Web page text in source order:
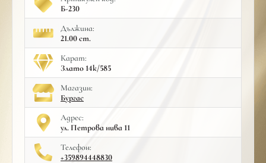
Б-230
Дължина:
21.00 cm.
Карат:
Злато 14к/585
Mагазин:
Бургас
Адрес:
ул. Петрова нива 11
Телефон:
+359894448830